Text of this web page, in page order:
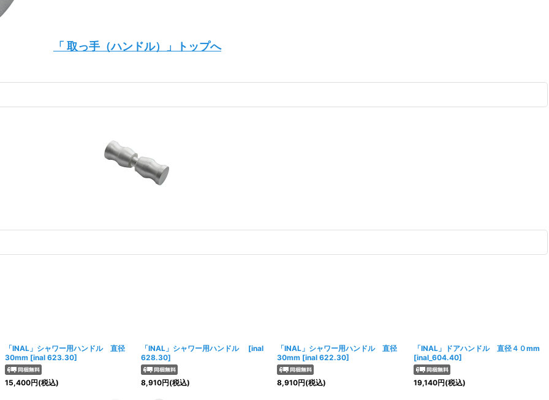
「 取っ手（ハンドル）」トップへ
「INAL」シャワー用ハンドル 直径
30mm [inal 623.30]
15,400円(税込)
「INAL」シャワー用ハンドル [inal
628.30]
8,910円(税込)
「INAL」シャワー用ハンドル 直径
30mm [inal 622.30]
8,910円(税込)
「INAL」ドアハンドル 直径４０mm
[inal_604.40]
19,140円(税込)